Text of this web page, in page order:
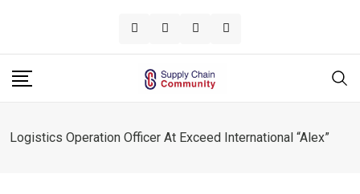
content
Logistics Operation Officer At Exceed International “Alex”